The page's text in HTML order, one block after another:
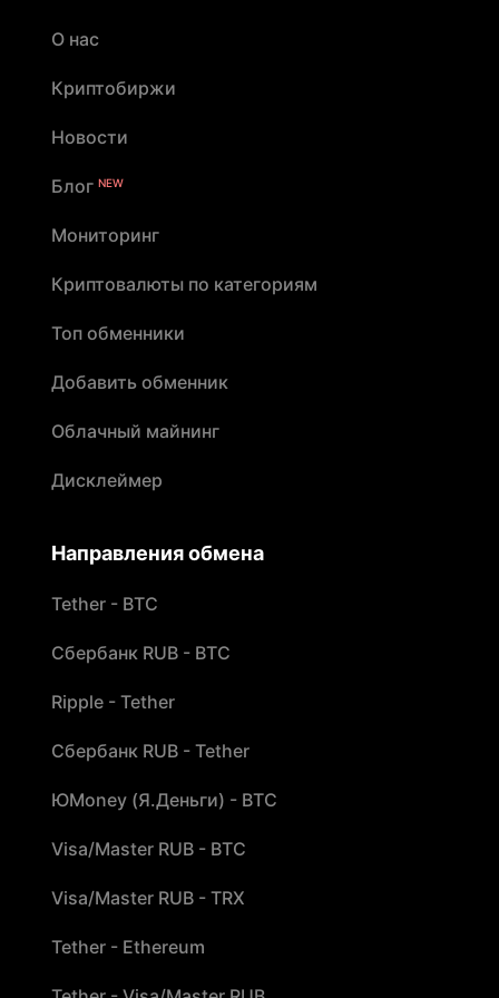
О нас
Криптобиржи
Новости
Блог NEW
Мониторинг
Криптовалюты по категориям
Топ обменники
Добавить обменник
Облачный майнинг
Дисклеймер
Направления обмена
Tether - BTC
Сбербанк RUB - BTC
Ripple - Tether
Сбербанк RUB - Tether
ЮMoney (Я.Деньги) - BTC
Visa/Master RUB - BTC
Visa/Master RUB - TRX
Tether - Ethereum